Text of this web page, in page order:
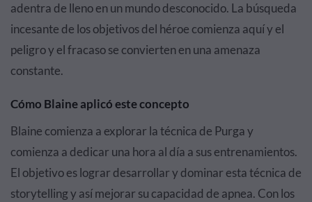
adentra de lleno en un mundo desconocido. La búsqueda
incesante de los objetivos del héroe comienza aquí y el
peligro y el fracaso se convierten en una amenaza
constante.
Cómo Blaine aplicó este concepto
Blaine comienza a explorar la técnica de Purga y
comienza a dedicar una hora al día a sus entrenamientos.
El objetivo es lograr desarrollar y dominar esta técnica de
storytelling y así mejorar su capacidad de apnea. Con los